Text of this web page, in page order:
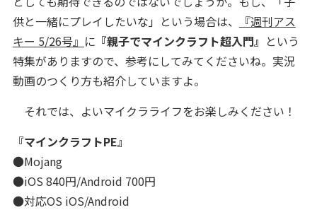
供と一緒にプレイしたいな」という場合は、
『週刊アス
キー 5/26号』 に 『親子でマインクラフト超入門』 という
特集がありますので、参考にしてみてくださいね。実況
動画のつくり方も紹介していますよ。
それでは、よいマイクラライフをお楽しみください！
『マインクラフトPE』
●Mojang
●iOS 840円/Android 700円
●対応OS iOS/Android